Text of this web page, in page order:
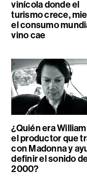
vinícola donde el
turismo crece,
el consumo
vino cae
¿Quién era
el productor que
con Madonna y
definir el sonido
2000?